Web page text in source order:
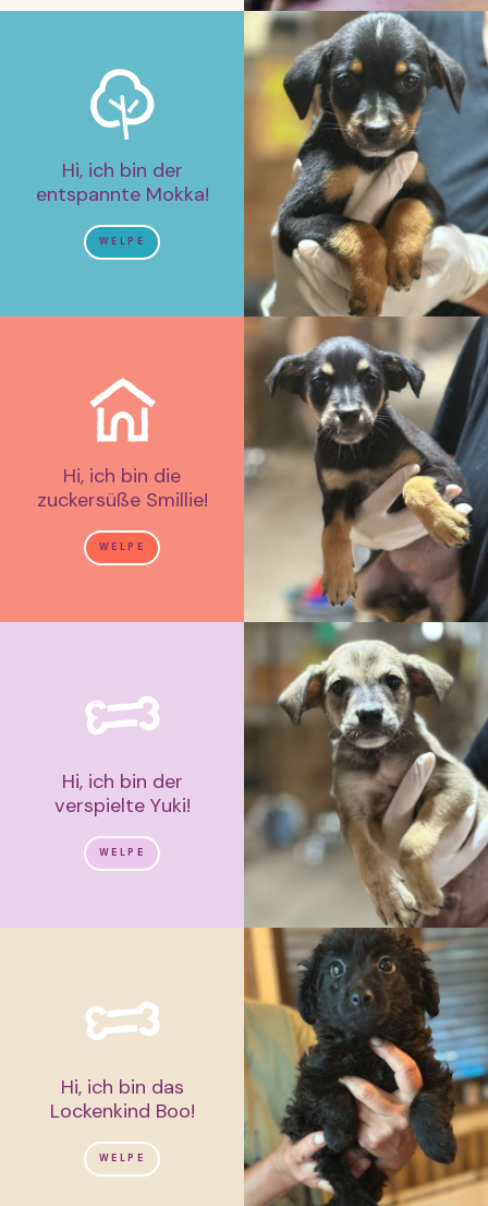
Hi, ich bin der
entspannte Mokka!
WELPE
Hi, ich bin die
zuckersüße Smillie!
WELPE
Hi, ich bin der
verspielte Yuki!
WELPE
Hi, ich bin das
Lockenkind Boo!
WELPE